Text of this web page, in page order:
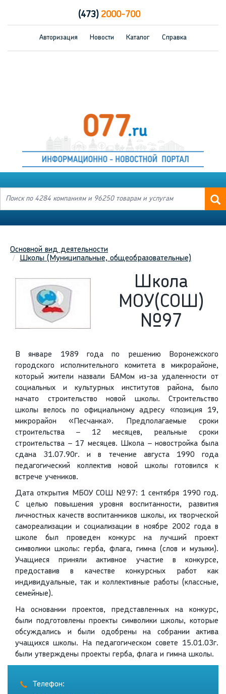
(473)2000-700
Авторизация Новости Каталог Справка
Основной вид деятельности
Школы (Муниципальные, общеобразовательные)
Школа
МОУ(СОШ)
№97
В январе 1989 года по решению Воронежского
городского исполнительного комитета в микрорайоне,
который жители назвали БАМом из-за удаленности от
социальных и культурных институтов района, было
начато строительство новой школы. Строительство
школы велось по официальному адресу «позиция 19,
микрорайон «Песчанка». Предполагаемые сроки
строительства – 12 месяцев, реальные сроки
строительства – 17 месяцев. Школа – новостройка была
сдана 31.07.90г. и в течение августа 1990 года
педагогический коллектив новой школы готовился к
встрече учеников.
Дата открытия МБОУ СОШ №97: 1 сентября 1990 год.
С целью повышения уровня воспитанности, развития
личностных качеств воспитанников школы, их творческой
самореализации и социализации в ноябре 2002 года в
школе был проведен конкурс на лучший проект
символики школы: герба, флага, гимна (слов и музыки).
Учащиеся приняли активное участие в конкурсе,
предоставив в качестве конкурсных работ как
индивидуальные, так и коллективные работы (классные,
семейные).
На основании проектов, представленных на конкурс,
были подготовлены проекты символики школы, которые
обсуждались и были одобрены на собрании актива
учащихся школы. На педагогическом совете 15.01.03г.
были утверждены проекты герба, флага и гимна школы.
Телефон: